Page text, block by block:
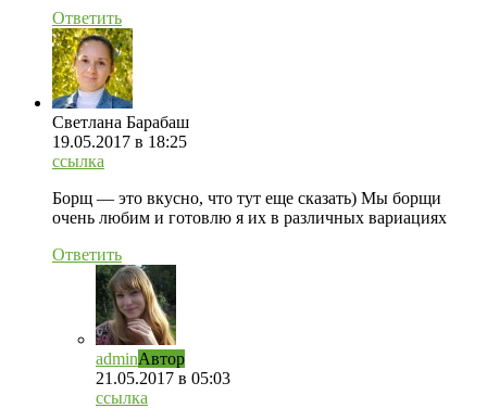
Ответить
Светлана Барабаш
19.05.2017 в 18:25
ссылка
Борщ — это вкусно, что тут еще сказать) Мы борщи
очень любим и готовлю я их в различных вариациях
Ответить
adminАвтор
21.05.2017 в 05:03
ссылка